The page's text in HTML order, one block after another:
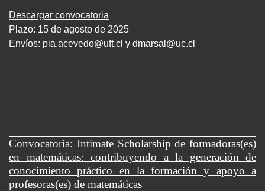
Descargar convocatoria
Plazo: 15 de agosto de 2025
Envíos: pia.acevedo@uft.cl y dmarsal@uc.cl
Convocatoria: Intimate Scholarship de formadoras(es)
en matemáticas: contribuyendo a la generación de
conocimiento práctico en la formación y apoyo a
profesoras(es) de matemáticas